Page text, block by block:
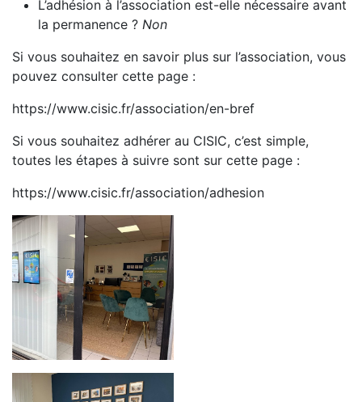
L’adhésion à l’association est-elle nécessaire avant
la permanence ? Non
Si vous souhaitez en savoir plus sur l’association, vous
pouvez consulter cette page :
https://www.cisic.fr/association/en-bref
Si vous souhaitez adhérer au CISIC, c’est simple,
toutes les étapes à suivre sont sur cette page :
https://www.cisic.fr/association/adhesion